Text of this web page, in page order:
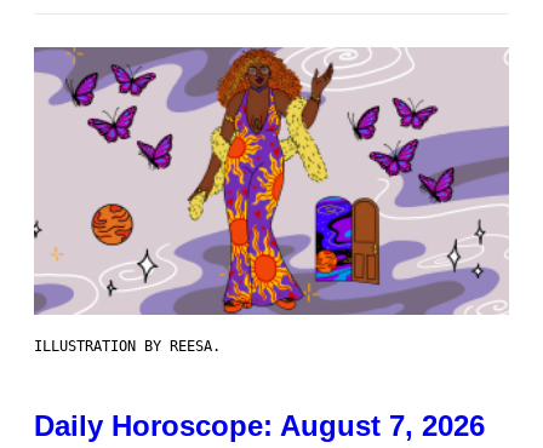
ILLUSTRATION BY REESA.
Daily Horoscope: August 7, 2026